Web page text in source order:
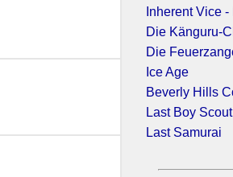
Inherent Vice
Die Känguru-
Die
Ice Age
Beverly Hills
Last Boy
Last Samurai